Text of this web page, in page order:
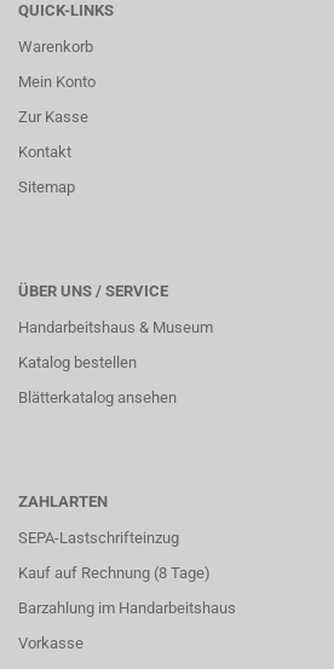
QUICK-LINKS
Warenkorb
Mein Konto
Zur Kasse
Kontakt
Sitemap
ÜBER UNS / SERVICE
Handarbeitshaus & Museum
Katalog bestellen
Blätterkatalog ansehen
ZAHLARTEN
SEPA-Lastschrifteinzug
Kauf auf Rechnung (8 Tage)
Barzahlung im Handarbeitshaus
Vorkasse